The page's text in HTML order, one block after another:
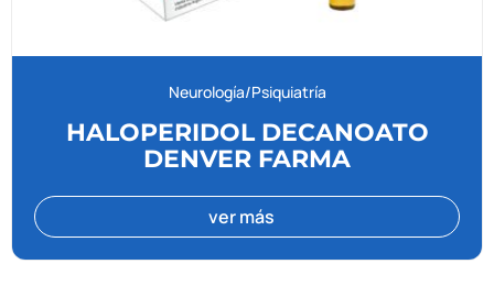
Neurología/Psiquiatría
HALOPERIDOL DECANOATO
DENVER FARMA
ver más